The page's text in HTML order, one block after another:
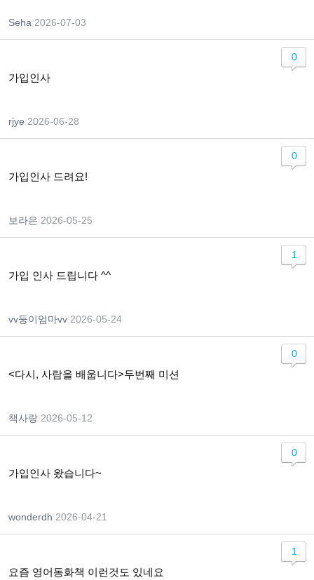
Seha 2026-07-03
가입인사
rjye 2026-06-28
0
가입인사 드려요!
보라은 2026-05-25
0
가입 인사 드립니다 ^^
vv둥이엄마vv 2026-05-24
1
<다시, 사람을 배웁니다>두번째 미션
책사랑 2026-05-12
0
가입인사 왔습니다~
wonderdh 2026-04-21
0
요즘 영어동화책 이런것도 있네요
1